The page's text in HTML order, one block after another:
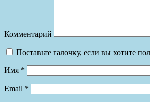
Комментарий
Поставьте галочку, если вы хотите
Имя *
Email *